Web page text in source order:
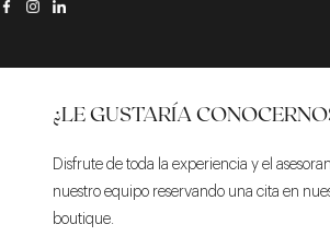
¿LE GUSTARÍA
Disfrute de toda la experiencia y el
nuestro equipo reservando una cita en
boutique.